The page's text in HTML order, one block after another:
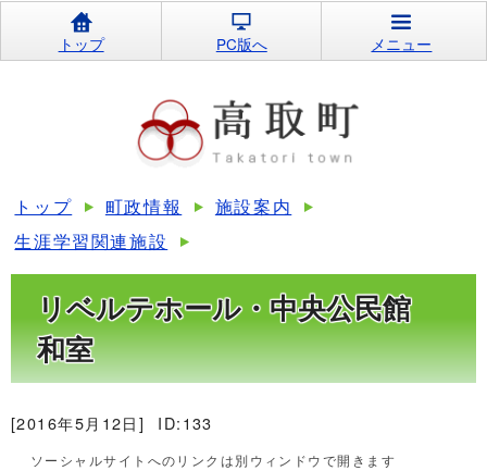
トップ PC版へ メニュー
トップ 町政情報
施設案内
生涯学習関連施設
リベルテホール・中央公民館
和室
[2016年5月12日] ID:133
ソーシャルサイトへのリンクは別ウィンドウで開きます